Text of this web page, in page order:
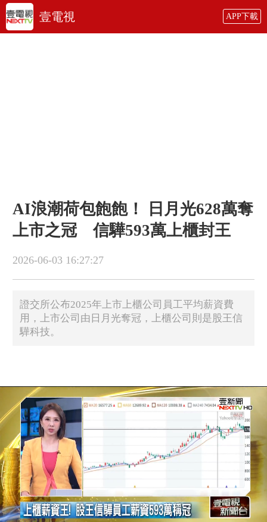
壹電視 APP下載
AI浪潮荷包飽飽！ 日月光628萬奪
上市之冠 信驊593萬上櫃封王
2026-06-03 16:27:27
證交所公布2025年上市上櫃公司員工平均薪資費
用，上市公司由日月光奪冠，上櫃公司則是股王信
驊科技。